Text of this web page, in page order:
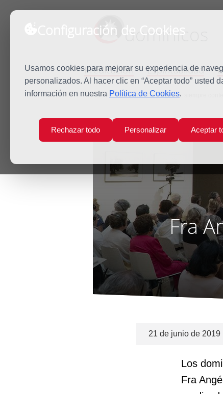
Configuración de Cookies
Usamos cookies para mejorar su experiencia de
personalizados. Al hacer clic en “Aceptar todo” usted
información en nuestra Política de Cookies.
Rechazar todo Personalizar Aceptar
dominicos
Predicación Espiritualidad
Inicio Noticias Fra Angélico, siempre
Fra
21 de junio de 2019
Los
Fra